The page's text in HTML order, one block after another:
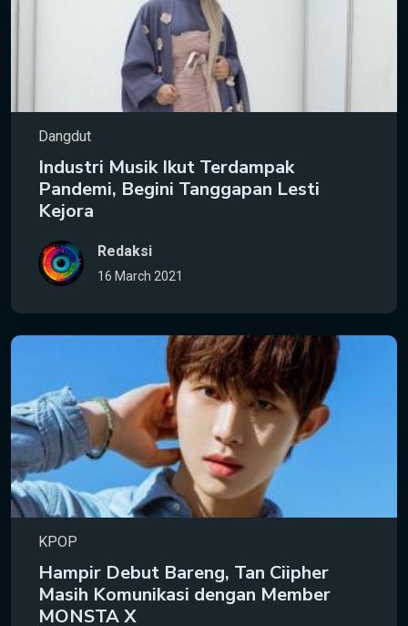
Dangdut
Industri Musik Ikut Terdampak
Pandemi, Begini Tanggapan Lesti
Kejora
Redaksi
16 March 2021
KPOP
Hampir Debut Bareng, Tan Ciipher
Masih Komunikasi dengan Member
MONSTA X